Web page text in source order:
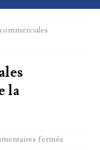
la
fermés